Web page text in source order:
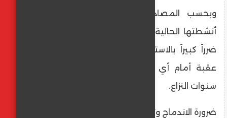
​وبحسب المصادر، فإن استمرار "قسد" في
أنشطتها الحالية ككيان مسلح مستقل "يلحق
ضرراً كبيراً بالاستقرار والأمن في سوريا"، ويُعد
عقبة أمام أي تسوية سياسية شاملة تنهي
سنوات النزاع.
​ضرورة الاندماج وتهديد الانفصال